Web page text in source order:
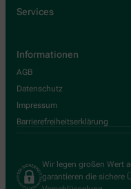
Services
Informationen
AGB
Datenschutz
Impressum
Barrierefreiheitserklärung
Wir legen großen Wert
garantieren die sichere